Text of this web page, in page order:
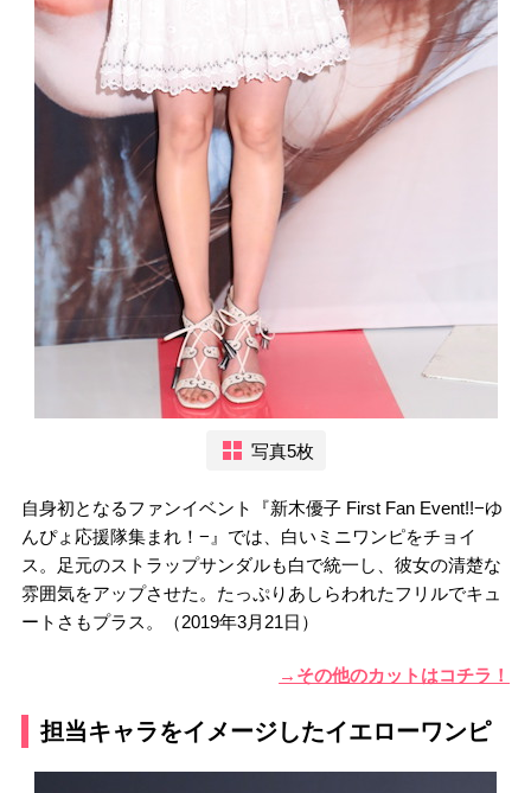
写真5枚
自身初となるファンイベント『新木優子 First Fan Event!!−ゆ
んぴょ応援隊集まれ！−』では、白いミニワンピをチョイ
ス。足元のストラップサンダルも白で統一し、彼女の清楚な
雰囲気をアップさせた。たっぷりあしらわれたフリルでキュ
ートさもプラス。（2019年3月21日）
→その他のカットはコチラ！
担当キャラをイメージしたイエローワンピ